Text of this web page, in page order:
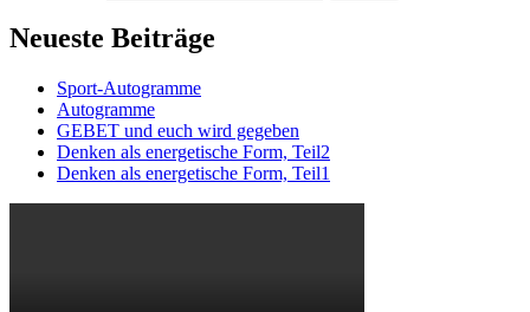
Neueste Beiträge
Sport-Autogramme
Autogramme
GEBET und euch wird gegeben
Denken als energetische Form, Teil2
Denken als energetische Form, Teil1